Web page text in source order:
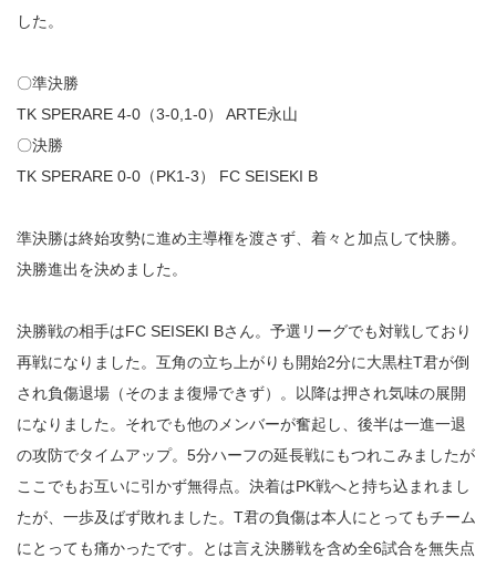
した。
〇準決勝
TK SPERARE 4-0（3-0,1-0） ARTE永山
〇決勝
TK SPERARE 0-0（PK1-3） FC SEISEKI B
準決勝は終始攻勢に進め主導権を渡さず、着々と加点して快勝。
決勝進出を決めました。
決勝戦の相手はFC SEISEKI Bさん。予選リーグでも対戦しており
再戦になりました。互角の立ち上がりも開始2分に大黒柱T君が倒
され負傷退場（そのまま復帰できず）。以降は押され気味の展開
になりました。それでも他のメンバーが奮起し、後半は一進一退
の攻防でタイムアップ。5分ハーフの延長戦にもつれこみましたが
ここでもお互いに引かず無得点。決着はPK戦へと持ち込まれまし
たが、一歩及ばず敗れました。T君の負傷は本人にとってもチーム
にとっても痛かったです。とは言え決勝戦を含め全6試合を無失点